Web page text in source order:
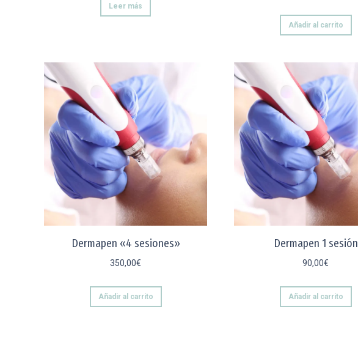
Leer más
Añadir al carrito
Dermapen «4 sesiones»
350,00€
Añadir al carrito
Dermapen 1 sesión
90,00€
Añadir al carrito